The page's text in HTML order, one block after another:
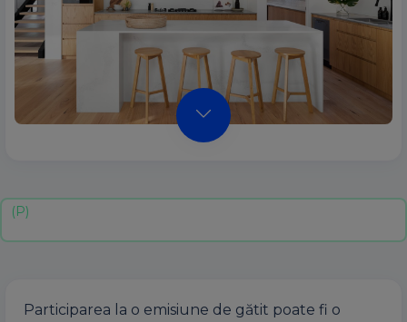
Participarea la o emisiune de gătit poate fi o